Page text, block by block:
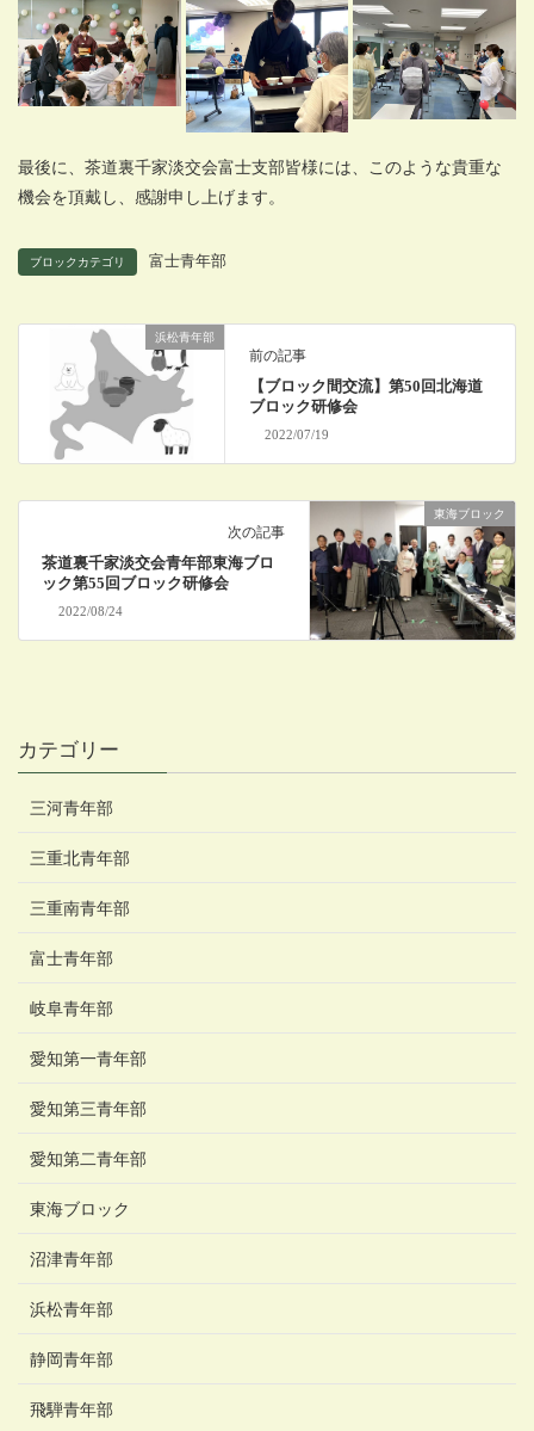
最後に、茶道裏千家淡交会富士支部皆様には、このような貴重な
機会を頂戴し、感謝申し上げます。
ブロックカテゴリ 富士青年部
浜松青年部
前の記事
【ブロック間交流】第50回北海道
ブロック研修会
2022/07/19
東海ブロック
次の記事
茶道裏千家淡交会青年部東海ブロ
ック第55回ブロック研修会
2022/08/24
カテゴリー
三河青年部
三重北青年部
三重南青年部
富士青年部
岐阜青年部
愛知第一青年部
愛知第三青年部
愛知第二青年部
東海ブロック
沼津青年部
浜松青年部
静岡青年部
飛騨青年部